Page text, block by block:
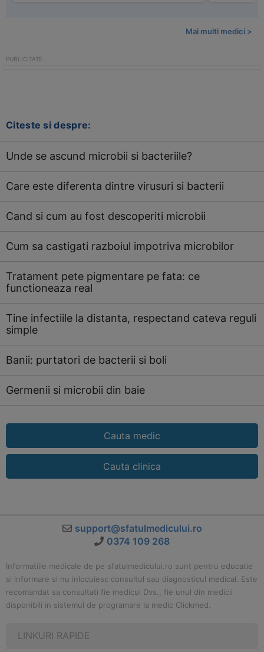
Mai multi medici >
Citeste si despre:
Unde se ascund microbii si bacteriile?
Care este diferenta dintre virusuri si bacterii
Cand si cum au fost descoperiti microbii
Cum sa castigati razboiul impotriva microbilor
Tratament pete pigmentare pe fata: ce
functioneaza real
Tine infectiile la distanta, respectand cateva reguli
simple
Banii: purtatori de bacterii si boli
Germenii si microbii din baie
Cauta medic
Cauta clinica
support@sfatulmedicului.ro
0374 109 268
Informatiile medicale de pe sfatulmedicului.ro sunt pentru educatie
si informare si nu inlocuiesc consultul sau diagnosticul medical. Este
recomandat sa consultati fie medicul Dvs., fie unul din medicii
disponibili in sistemul de programare la medic Clickmed.
LINKURI RAPIDE